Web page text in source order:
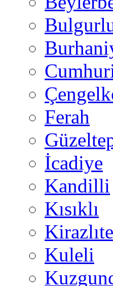
Ferah
İcadiye
Kandilli
Kısıklı
Kuleli